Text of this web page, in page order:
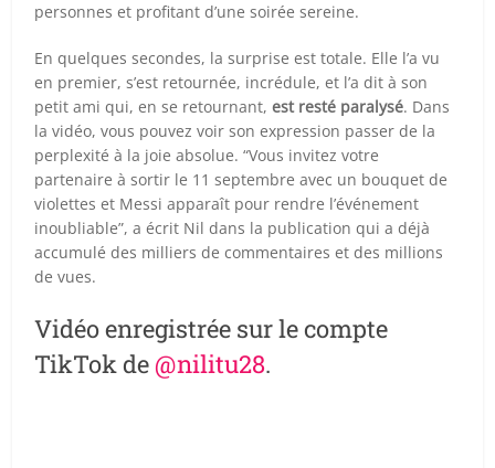
personnes et profitant d’une soirée sereine.
En quelques secondes, la surprise est totale. Elle l’a vu
en premier, s’est retournée, incrédule, et l’a dit à son
petit ami qui, en se retournant,est resté paralysé. Dans
la vidéo, vous pouvez voir son expression passer de la
perplexité à la joie absolue. “Vous invitez votre
partenaire à sortir le 11 septembre avec un bouquet de
violettes et Messi apparaît pour rendre l’événement
inoubliable”, a écrit Nil dans la publication qui a déjà
accumulé des milliers de commentaires et des millions
de vues.
Vidéo enregistrée sur le compte
TikTok de @nilitu28.